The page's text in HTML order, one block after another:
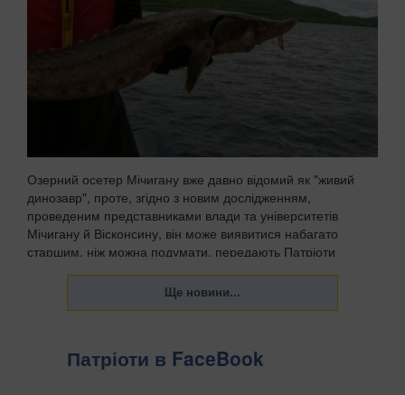
Озерний осетер Мічигану вже давно відомий як "живий
динозавр", проте, згідно з новим дослідженням,
проведеним представниками влади та університетів
Мічигану й Вісконсину, він може виявитися набагато
старшим, ніж можна подумати, передають Патріоти
Патріоти в FaceBook